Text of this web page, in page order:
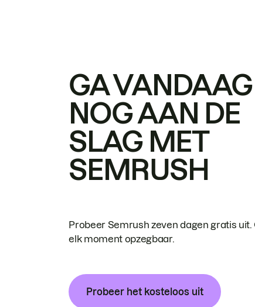
GA VANDAAG
NOG AAN DE
SLAG MET
SEMRUSH
Probeer Semrush zeven dagen gratis uit.
elk moment opzegbaar.
Probeer het kosteloos uit